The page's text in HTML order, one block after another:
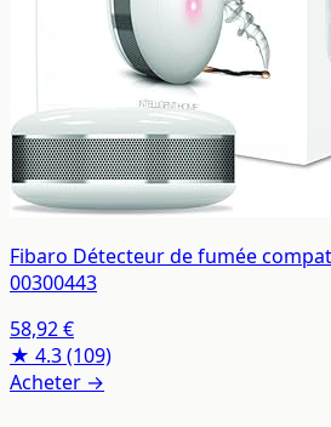
Fibaro Détecteur de fumée
00300443
58,92 €
★ 4.3(109)
Acheter →